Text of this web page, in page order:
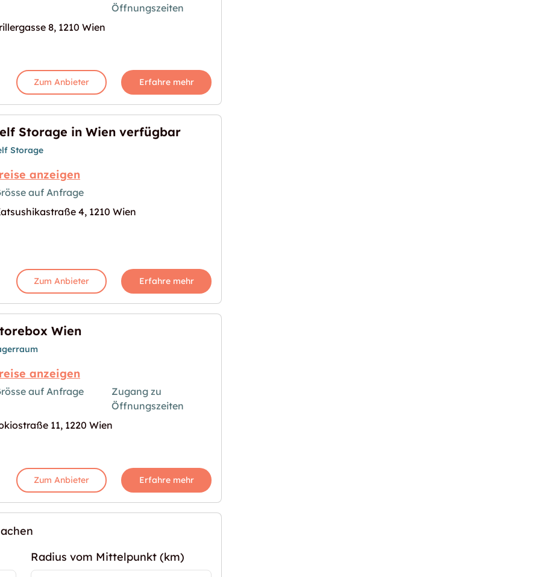
Bild für "Storebox Wien"
Öffnungszeiten
8, 1210 Wien
Zum Anbieter Erfahre mehr
Bild für "Self Storage in Wien verfügbar"
Storage in Wien verfügbar
Storage
anzeigen
auf Anfrage
4, 1210 Wien
Zum Anbieter Erfahre mehr
Bild für "Storebox Wien"
Wien
anzeigen
auf Anfrage
Zugang zu
Öffnungszeiten
11, 1220 Wien
Zum Anbieter Erfahre mehr
Radius vom Mittelpunkt (km)